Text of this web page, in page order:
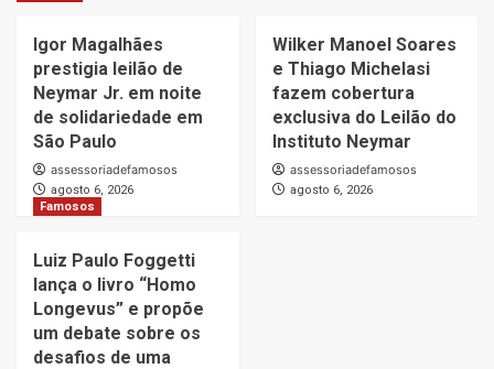
Igor Magalhães
prestigia leilão de
Neymar Jr. em noite
de solidariedade em
São Paulo
assessoriadefamosos
agosto 6, 2026
Wilker Manoel Soares
e Thiago Michelasi
fazem cobertura
exclusiva do Leilão do
Instituto Neymar
assessoriadefamosos
agosto 6, 2026
Famosos
Luiz Paulo Foggetti
lança o livro “Homo
Longevus” e propõe
um debate sobre os
desafios de uma